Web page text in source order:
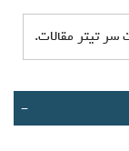
سر تیتر مقالات.
-